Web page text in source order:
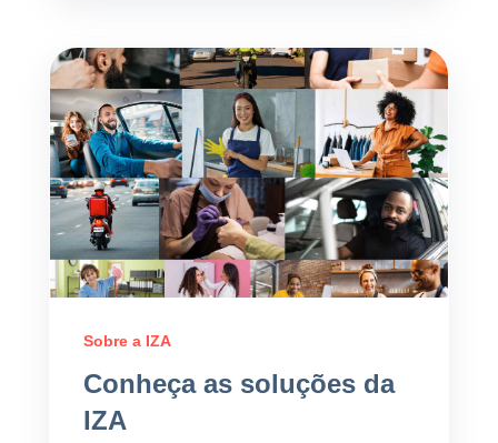
Sobre a IZA
Conheça as soluções da
IZA